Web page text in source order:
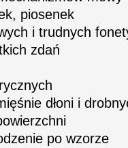
piosenek
i trudnych
zdań
dłoni i
po wzorze